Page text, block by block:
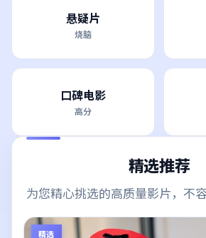
悬疑片
烧脑
口碑电影
高分
精选推荐
为您精心挑选的高质量影片，不
精选